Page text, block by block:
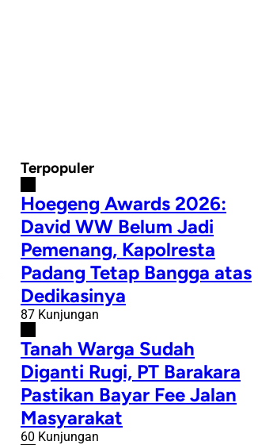
Terpopuler
Hoegeng Awards 2026:
David WW Belum Jadi
Pemenang, Kapolresta
Padang Tetap Bangga atas
Dedikasinya
87 Kunjungan
Tanah Warga Sudah
Diganti Rugi, PT Barakara
Pastikan Bayar Fee Jalan
Masyarakat
60 Kunjungan